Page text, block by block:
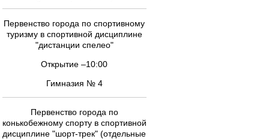
Первенство города по спортивному
туризму в спортивной дисциплине
"дистанции спелео"
Открытие –10:00
Гимназия № 4
Первенство города по
конькобежному спорту в спортивной
дисциплине "шорт-трек" (отдельные